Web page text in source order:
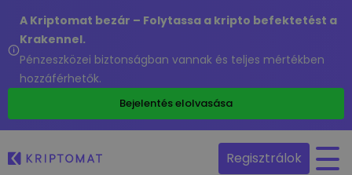
A Kriptomat bezár – Folytassa a kripto befektetést a
Krakennel.
Pénzeszközei biztonságban vannak és teljes mértékben
hozzáférhetők.
Bejelentés elolvasása
Regisztrálok